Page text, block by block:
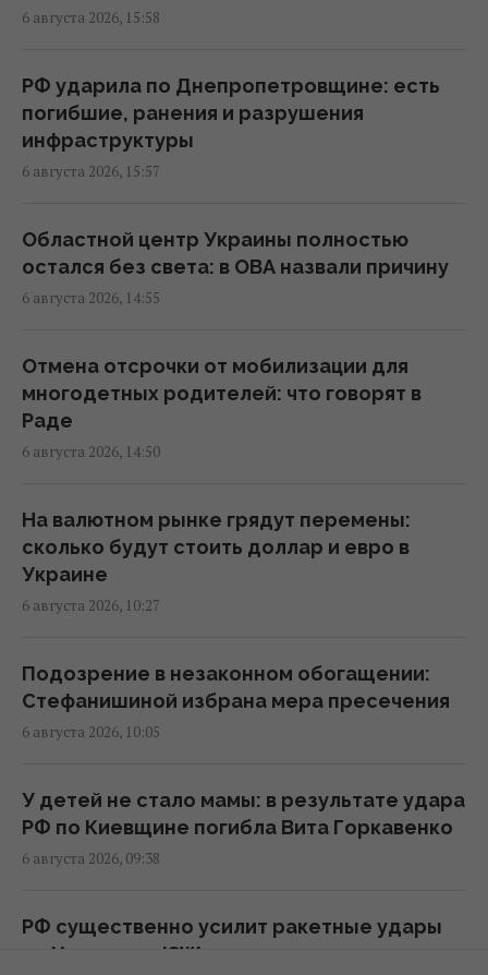
22:00 четверг, 06 августа 2026
Добраться на "ноль" становится
практически невозможной задачей, –
Business Insider
20:18 четверг, 06 августа 2026
В Польше заговорили о возможности
перехвата российских ракет над
Украиной, - PAP
В Украине появится новый праздник: что
будут отмечать 8 августа
18:04 четверг, 06 августа 2026
В Еврокомиссии отреагировали на
заявление Зеленского о сокращении
поставок ракет
17:58 четверг, 06 августа 2026
Ракет из США не хватит: эксперт объяснил
проблему с пусковыми установками РФ
17:33 четверг, 06 августа 2026
Новых солдат из Северной Кореи Россия
может бросить на штурмы: эксперт назвал
направление
Украинских мужчин лишили защиты в ЕС:
6 августа 2026, 15:58
РФ ударила по Днепропетровщине: есть
погибшие, ранения и разрушения
инфраструктуры
6 августа 2026, 15:57
Областной центр Украины полностью
остался без света: в ОВА назвали причину
6 августа 2026, 14:55
Отмена отсрочки от мобилизации для
многодетных родителей: что говорят в
Раде
6 августа 2026, 14:50
На валютном рынке грядут перемены:
сколько будут стоить доллар и евро в
Украине
6 августа 2026, 10:27
Подозрение в незаконном обогащении:
Стефанишиной избрана мера пресечения
6 августа 2026, 10:05
У детей не стало мамы: в результате удара
РФ по Киевщине погибла Вита Горкавенко
6 августа 2026, 09:38
РФ существенно усилит ракетные удары
по Украине: в ISW оценили угрозу